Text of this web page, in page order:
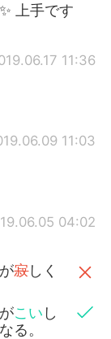
上手です
11:36
11:03
04:02
寂しく
こい し
る。